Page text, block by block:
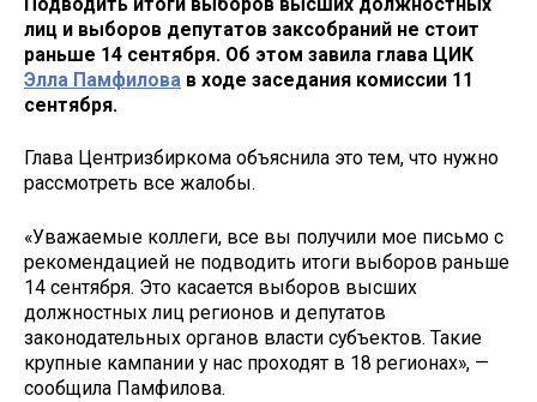
лиц и выборов депутатов заксобраний не стоит
раньше 14 сентября. Об этом завила глава ЦИК
Элла Памфилова в ходе заседания комиссии 11
сентября.
Глава Центризбиркома объяснила это тем, что нужно
рассмотреть все жалобы.
«Уважаемые коллеги, все вы получили мое письмо с
рекомендацией не подводить итоги выборов раньше
14 сентября. Это касается выборов высших
должностных лиц регионов и депутатов
законодательных органов власти субъектов. Такие
крупные кампании у нас проходят в 18 регионах», —
сообщила Памфилова.